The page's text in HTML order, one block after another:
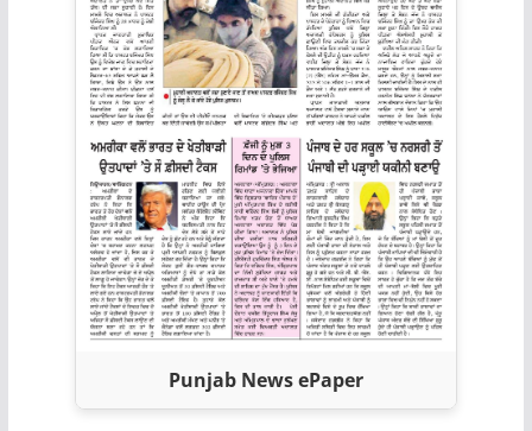
Punjab News ePaper